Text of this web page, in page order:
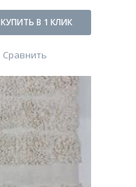
КУПИТЬ В 1 КЛИК
Сравнить